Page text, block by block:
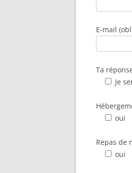
E-mail
Ta
Je
oui
Repas de
oui